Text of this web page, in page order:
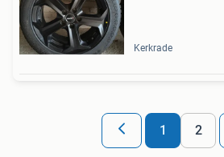
Kerkrade
1 2